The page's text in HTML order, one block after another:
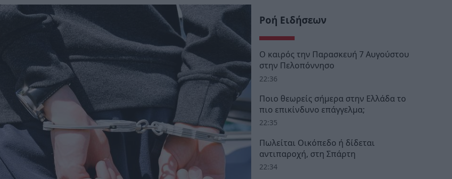
Ροή Ειδήσεων
Ο καιρός την Παρασκευή 7 Αυγούστου
στην Πελοπόννησο
22:36
Ποιο θεωρείς σήμερα στην Ελλάδα το
πιο επικίνδυνο επάγγελμα;
22:35
Πωλείται Οικόπεδο ή δίδεται
αντιπαροχή, στη Σπάρτη
22:34